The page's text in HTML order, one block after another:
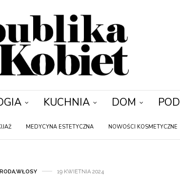
KUCHNIA DOM
MEDYCYNA ESTETYCZNA NOWOŚCI KOSMETYCZNE
,WŁOSY 19 KWIETNIA 2024